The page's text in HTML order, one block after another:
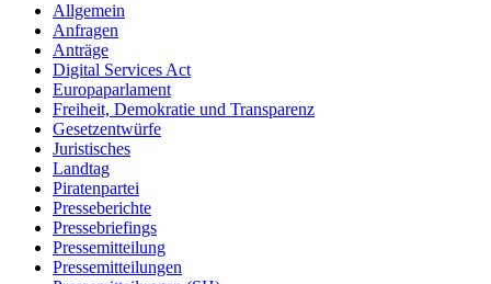
Allgemein
Anfragen
Anträge
Digital Services Act
Europaparlament
Freiheit, Demokratie und Transparenz
Gesetzentwürfe
Juristisches
Landtag
Piratenpartei
Presseberichte
Pressebriefings
Pressemitteilung
Pressemitteilungen